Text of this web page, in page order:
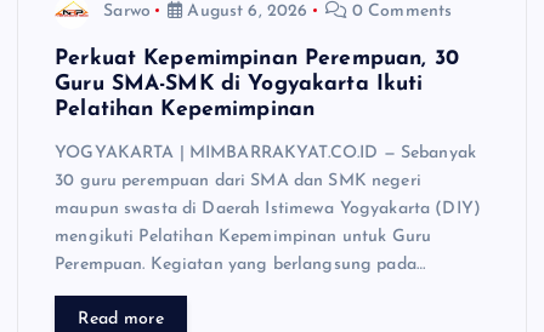
Sarwo August 6, 2026 0 Comments
Perkuat Kepemimpinan Perempuan, 30
Guru SMA-SMK di Yogyakarta Ikuti
Pelatihan Kepemimpinan
YOGYAKARTA | MIMBARRAKYAT.CO.ID — Sebanyak
30 guru perempuan dari SMA dan SMK negeri
maupun swasta di Daerah Istimewa Yogyakarta (DIY)
mengikuti Pelatihan Kepemimpinan untuk Guru
Perempuan. Kegiatan yang berlangsung pada…
Read more